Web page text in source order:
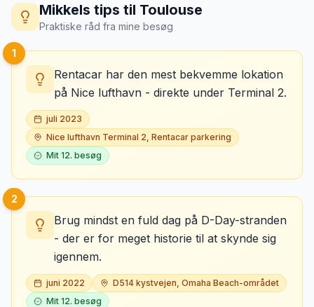
Mikkels tips til Toulouse
Praktiske råd fra mine besøg
1
Rentacar har den mest bekvemme lokation
på Nice lufthavn - direkte under Terminal 2.
juli 2023
Nice lufthavn Terminal 2, Rentacar parkering
Mit 12. besøg
2
Brug mindst en fuld dag på D-Day-stranden
- der er for meget historie til at skynde sig
igennem.
juni 2022
D514 kystvejen, Omaha Beach-området
Mit 12. besøg